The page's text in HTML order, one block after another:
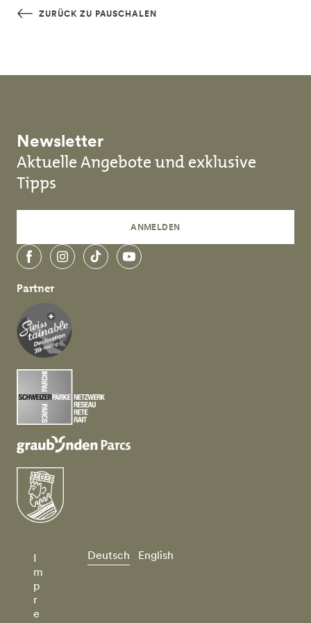
Skip to main content
ZURÜCK ZU PAUSCHALEN
Newsletter
Aktuelle Angebote und exklusive
Tipps
ANMELDEN
FacebookInstagramTikTokYouTube
Partner
I
m
p
r
e
Deutsch English